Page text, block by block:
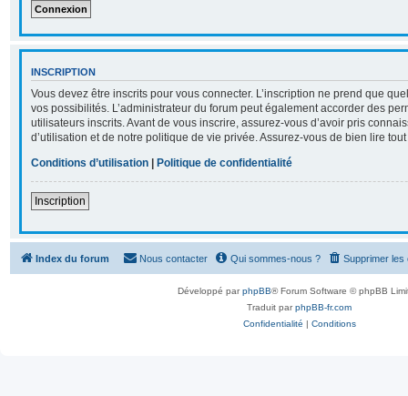
INSCRIPTION
Vous devez être inscrits pour vous connecter. L’inscription ne prend que
vos possibilités. L’administrateur du forum peut également accorder des
utilisateurs inscrits. Avant de vous inscrire, assurez-vous d’avoir pris
d’utilisation et de notre politique de vie privée. Assurez-vous de bien lire
Conditions d’utilisation | Politique de confidentialité
Inscription
Index du forum Supprimer les
Qui sommes-nous ?
Nous contacter
Développé parphpBB® Forum Software © phpBB
Traduit parphpBB-fr.com
Confidentialité | Conditions